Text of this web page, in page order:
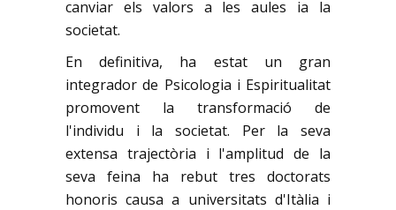
canviar els valors a les aules ia la
societat.
En definitiva, ha estat un gran
integrador de Psicologia i Espiritualitat
promovent la transformació de
l'individu i la societat. Per la seva
extensa trajectòria i l'amplitud de la
seva feina ha rebut tres doctorats
honoris causa a universitats d'Itàlia i